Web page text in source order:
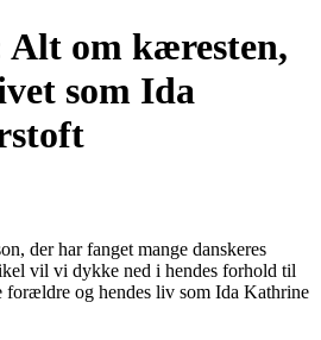
om kæresten,
som Ida
der har fanget mange danskeres
vil vi dykke ned i hendes forhold til
og hendes liv som Ida Kathrine